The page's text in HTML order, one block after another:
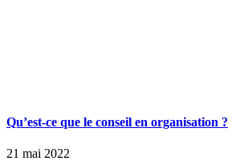
Qu’est-ce que le conseil en organisation ?
21 mai 2022